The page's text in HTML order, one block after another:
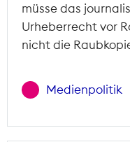
müsse das
Urheberrecht vor
nicht die
Medienpolitik